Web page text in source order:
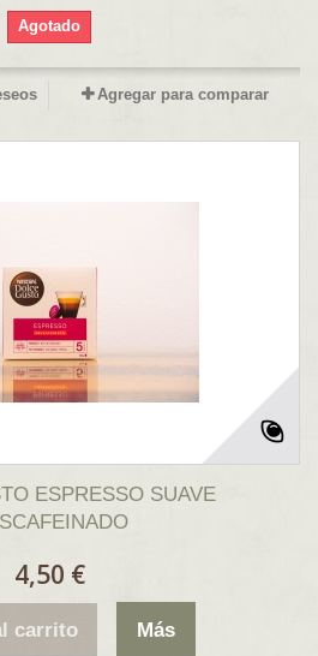
Agotado
Agregar para comparar
ESPRESSO SUAVE
4,50 €
carrito Más